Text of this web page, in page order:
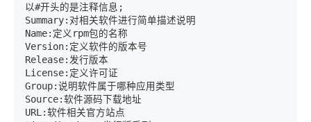
以#开头的是注释信息;
Summary:对相关软件进行简单描述说明
Name:定义rpm包的名称
Version:定义软件的版本号
Release:发行版本
License:定义许可证
Group:说明软件属于哪种应用类型
Source:软件源码下载地址
URL:软件相关官方站点